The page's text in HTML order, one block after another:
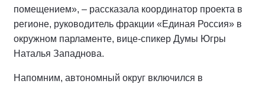
помещением», – рассказала координатор проекта в
регионе, руководитель фракции «Единая Россия» в
окружном парламенте, вице-спикер Думы Югры
Наталья Западнова.
Напомним, автономный округ включился в